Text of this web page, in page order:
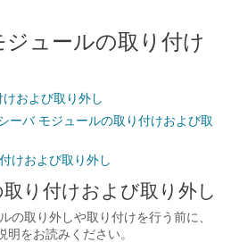
ジュールの取り付け
および取り外し
ーバ モジュールの取り付けおよび取
けおよび取り外し
り付けおよび取り外し
の取り外しや取り付けを行う前に、
をお読みください。